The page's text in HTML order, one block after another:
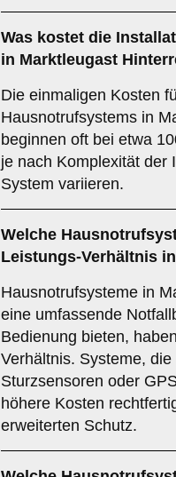
Was kostet die
in Marktleugast
Die einmaligen Kosten
Hausnotrufsystems in
beginnen oft bei etwa
je nach Komplexität der
System variieren.
Welche
Leistungs-Verhältnis
Hausnotrufsysteme in
eine umfassende
Bedienung bieten,
Verhältnis. Systeme,
Sturzsensoren oder
höhere Kosten
erweiterten Schutz.